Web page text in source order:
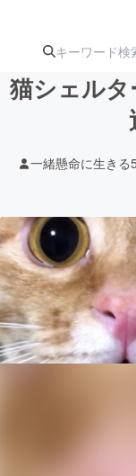
ジェクト
注目のリ
ターン
アート
テクノ
映像・
猫シェル
一緒懸命に生きる